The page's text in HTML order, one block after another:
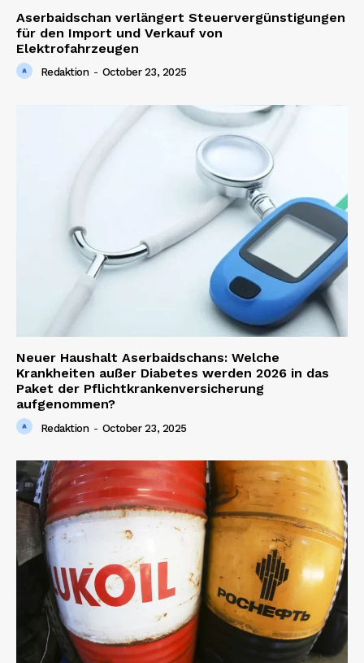
Magazine PRO
SUBSCRIBE NOW
Company
About us
Contact us
Aserbaidschan verlängert Steuervergünstigungen
für den Import und Verkauf von
Elektrofahrzeugen
Redaktion - October 23, 2025
Neuer Haushalt Aserbaidschans: Welche
Krankheiten außer Diabetes werden 2026 in das
Paket der Pflichtkrankenversicherung
aufgenommen?
Redaktion - October 23, 2025